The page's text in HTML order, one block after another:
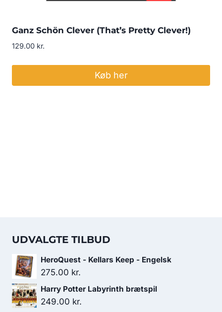
Ganz Schön Clever (That’s Pretty Clever!)
129.00 kr.
Køb her
UDVALGTE TILBUD
HeroQuest - Kellars Keep - Engelsk
275.00 kr.
Harry Potter Labyrinth brætspil
249.00 kr.